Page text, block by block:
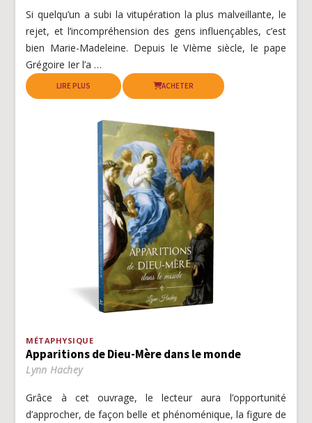
Si quelqu’un a subi la vitupération la plus malveillante, le
rejet, et l’incompréhension des gens influençables, c’est
bien Marie-Madeleine. Depuis le VIème siècle, le pape
Grégoire Ier l’a …
LIRE PLUS ACHETER
MÉTAPHYSIQUE
Apparitions de Dieu-Mère dans le monde
Lynn Hachey
Grâce à cet ouvrage, le lecteur aura l’opportunité
d’approcher, de façon belle et phénoménique, la figure de